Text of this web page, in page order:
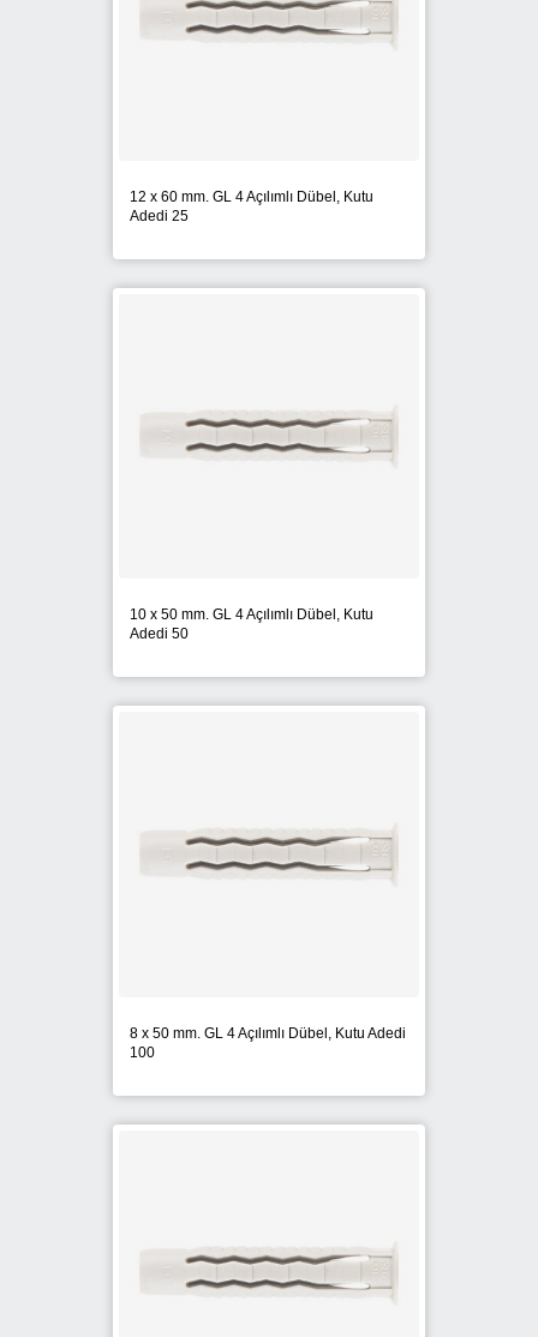
POWERS TRAK-IT
RED HIT
SOUDAL
STD Civata
12 x 60 mm. GL 4 Açılımlı Dübel, Kutu
Adedi 25
10 x 50 mm. GL 4 Açılımlı Dübel, Kutu
Adedi 50
8 x 50 mm. GL 4 Açılımlı Dübel, Kutu Adedi
100